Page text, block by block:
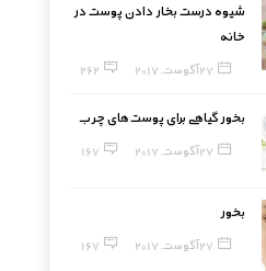
شیوه درست بخار دادن پوست در
خانه
27 آگوست, 2017 262
بخور گیاهی برای پوست‌های چرب
27 آگوست, 2017 167
بخور
27 آگوست, 2017 167